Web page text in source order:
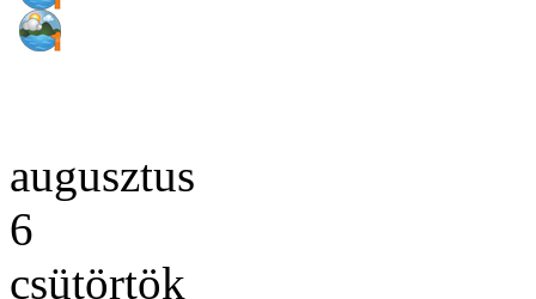
augusztus
6
csütörtök